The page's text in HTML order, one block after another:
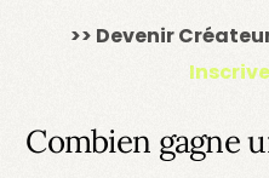
>> Devenir
Combien gagne